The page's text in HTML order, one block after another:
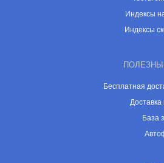
Индексы
Индексы
Бесплатная
Доставка
База